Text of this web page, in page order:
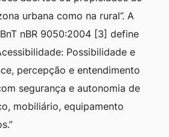
urbana como na rural”. A
nBR 9050:2004 [3] define
Possibilidade e
percepção e entendimento
segurança e autonomia de
mobiliário, equipamento